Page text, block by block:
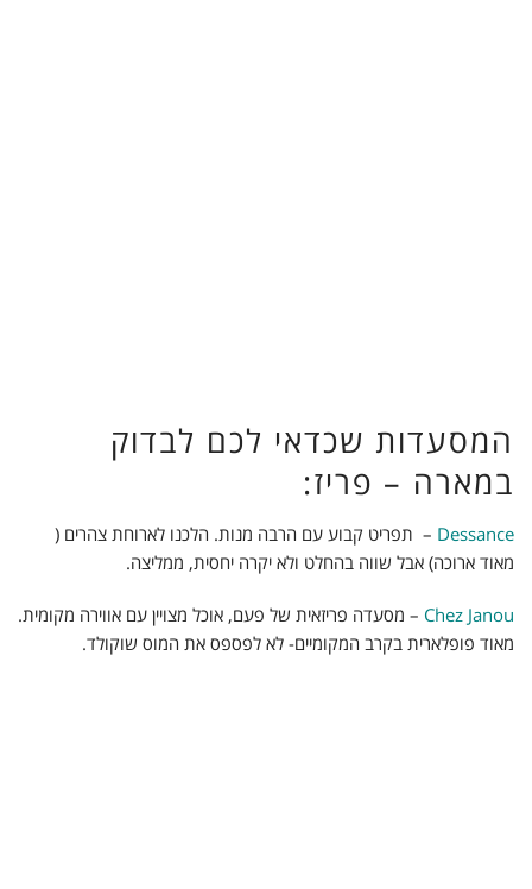
המסעדות שכדאי לכם לבדוק
במארה – פריז:
Dessance – תפריט קבוע עם הרבה מנות. הלכנו לארוחת צהרים (
מאוד ארוכה) אבל שווה בהחלט ולא יקרה יחסית, ממליצה.
Chez Janou – מסעדה פריזאית של פעם, אוכל מצויין עם אווירה מקומית.
מאוד פופלארית בקרב המקומיים- לא לפספס את המוס שוקולד.